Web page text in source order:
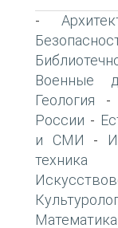
-
Военные
Геология -
России -
и СМИ -
Математика